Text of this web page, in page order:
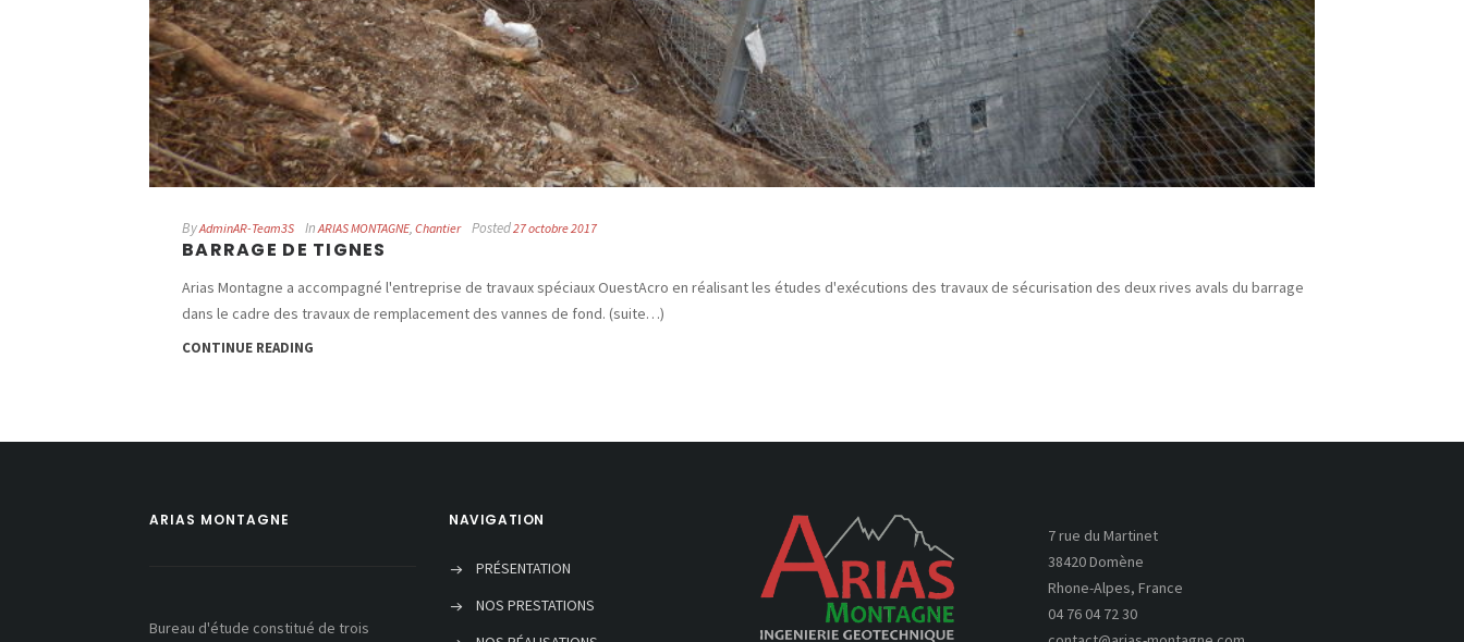
ByAdminAR-Team3S In ARIAS MONTAGNE, Chantier Posted27 octobre 2017
BARRAGE DE TIGNES
Arias Montagne a accompagné l'entreprise de travaux spéciaux OuestAcro en réalisant les études d'exécutions des travaux de sécurisation des deux rives avals du barrage
dans le cadre des travaux de remplacement des vannes de fond. (suite…)
CONTINUE READING
ARIAS MONTAGNE
Bureau d'étude constitué de trois
NAVIGATION
PRÉSENTATION
NOS PRESTATIONS
7 rue du Martinet
38420 Domène
Rhone-Alpes, France
04 76 04 72 30